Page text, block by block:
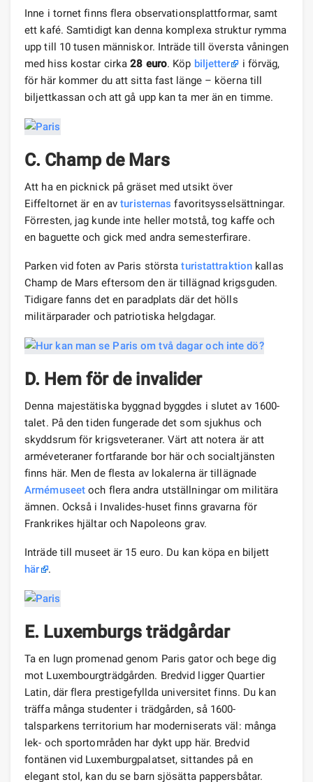
Inne i tornet finns flera observationsplattformar, samt
ett kafé. Samtidigt kan denna komplexa struktur rymma
upp till 10 tusen människor. Inträde till översta våningen
med hiss kostar cirka28 euro. Köp biljetter
i förväg,
för här kommer du att sitta fast länge – köerna till
biljettkassan och att gå upp kan ta mer än en timme.
C. Champ de Mars
Att ha en picknick på gräset med utsikt över
Eiffeltornet är en avturisternas favoritsysselsättningar.
Förresten, jag kunde inte heller motstå, tog kaffe och
en baguette och gick med andra semesterfirare.
Parken vid foten av Paris störstaturistattraktion kallas
Champ de Mars eftersom den är tillägnad krigsguden.
Tidigare fanns det en paradplats där det hölls
militärparader och patriotiska helgdagar.
D. Hem för de invalider
Denna majestätiska byggnad byggdes i slutet av 1600-
talet. På den tiden fungerade det som sjukhus och
skyddsrum för krigsveteraner. Värt att notera är att
arméveteraner fortfarande bor här och socialtjänsten
finns här. Men de flesta av lokalerna är tillägnade
Armémuseet och flera andra utställningar om militära
ämnen. Också i Invalides-huset finns gravarna för
Frankrikes hjältar och Napoleons grav.
Inträde till museet är 15 euro. Du kan köpa en biljett
här
.
E. Luxemburgs trädgårdar
Ta en lugn promenad genom Paris gator och bege dig
mot Luxembourgträdgården. Bredvid ligger Quartier
Latin, där flera prestigefyllda universitet finns. Du kan
träffa många studenter i trädgården, så 1600-
talsparkens territorium har moderniserats väl: många
lek- och sportområden har dykt upp här. Bredvid
fontänen vid Luxemburgpalatset, sittandes på en
elegant stol, kan du se barn sjösätta pappersbåtar.